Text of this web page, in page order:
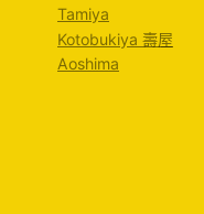
Tamiya
Kotobukiya 壽屋
Aoshima